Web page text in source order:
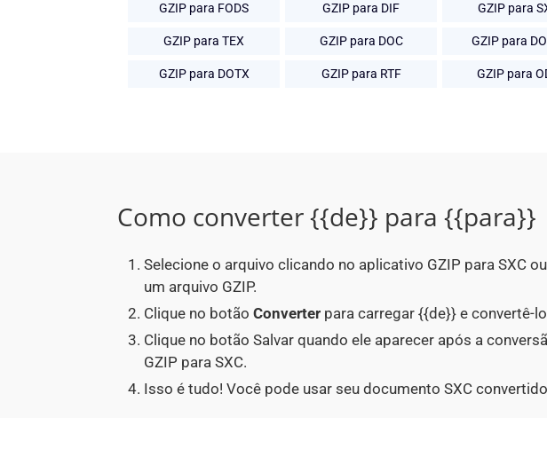
GZIP para FODS GZIP para DIF GZIP para
GZIP para TEX GZIP para DOC GZIP para
GZIP para DOTX GZIP para RTF GZIP para
Como converter {{de}} para {{para}}
Selecione o arquivo clicando no aplicativo GZIP para SXC
um arquivo GZIP.
Clique no botão Converter para carregar {{de}} e convertê-
Clique no botão Salvar quando ele aparecer após a
GZIP para SXC.
Isso é tudo! Você pode usar seu documento SXC